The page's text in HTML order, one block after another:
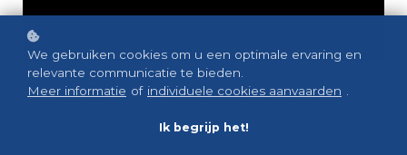
We gebruiken cookies om u een optimale ervaring en
relevante communicatie te bieden.
Meer informatie of individuele cookies aanvaarden
Ik begrijp het!